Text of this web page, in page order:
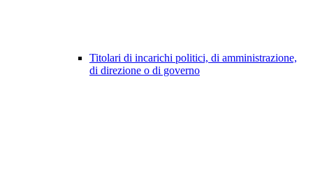
Titolari di incarichi politici, di amministrazione,
di direzione o di governo